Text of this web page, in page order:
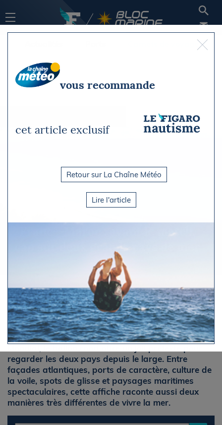
Carnets de voyage
France-Maroc : avant le match,
cap sur deux grands pays de mer
Par Le Figaro Nautisme
Mercredi 8 juillet 2026 à 11h46
À la veille du quart de finale France-Maroc au
Mondial, le ballon rond offre un joli prétexte pour
regarder les deux pays depuis le large. Entre
façades atlantiques, ports de caractère, culture de
la voile, spots de glisse et paysages maritimes
spectaculaires, cette affiche raconte aussi deux
manières très différentes de vivre la mer.
vous recommande
cet article exclusif
Retour sur La Chaîne Météo
Lire l'article